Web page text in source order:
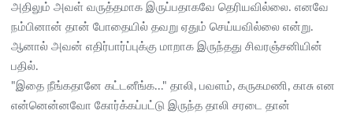
அதிலும் அவள் வருத்தமாக இருப்பதாகவே தெரியவில்லை. எனவே
நம்பினான் தான் போதையில் தவறு ஏதும் செய்யவில்லை என்று.
ஆனால் அவன் எதிர்பார்ப்புக்கு மாறாக இருந்தது சிவரஞ்சனியின்
பதில்.
"இதை நீங்கதானே கட்டனீங்க..." தாலி, பவளம், கருகமணி, காசு என
என்னென்னவோ கோர்க்கப்பட்டு இருந்த தாலி சரடை தான்